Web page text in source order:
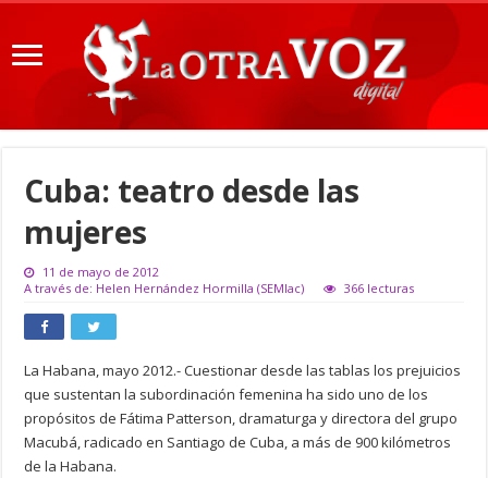
Cuba: teatro desde las
mujeres
11 de mayo de 2012
A través de: Helen Hernández Hormilla (SEMlac)
366 lecturas
La Habana, mayo 2012.- Cuestionar desde las tablas los prejuicios
que sustentan la subordinación femenina ha sido uno de los
propósitos de Fátima Patterson, dramaturga y directora del grupo
Macubá, radicado en Santiago de Cuba, a más de 900 kilómetros
de la Habana.